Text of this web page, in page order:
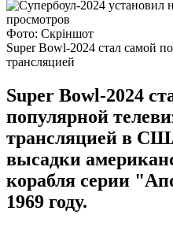
Фото: Скріншот
Super Bowl-2024 стал самой
трансляцией
Super Bowl-2024
популярной
трансляцией в
высадки
корабля серии
1969 году.